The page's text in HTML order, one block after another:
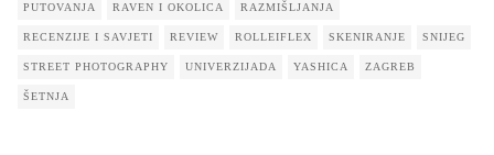
PUTOVANJA RAVEN I OKOLICA RAZMIŠLJANJA
RECENZIJE I SAVJETI REVIEW ROLLEIFLEX SKENIRANJE SNIJEG
STREET PHOTOGRAPHY UNIVERZIJADA YASHICA ZAGREB
ŠETNJA